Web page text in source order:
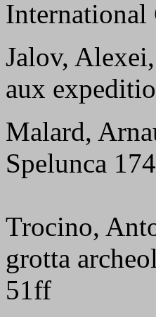
International
Jalov,
aux
Malard,
Spelunca
Trocino,
grotta
51ff